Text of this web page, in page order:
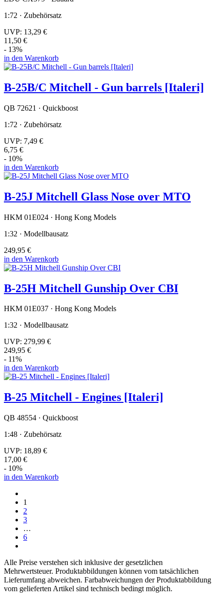
1:72 · Zubehörsatz
UVP: 13,29 €
11,50 €
- 13%
in den Warenkorb
B-25B/C Mitchell - Gun barrels [Italeri]
QB 72621 · Quickboost
1:72 · Zubehörsatz
UVP: 7,49 €
6,75 €
- 10%
in den Warenkorb
B-25J Mitchell Glass Nose over MTO
HKM 01E024 · Hong Kong Models
1:32 · Modellbausatz
249,95 €
in den Warenkorb
B-25H Mitchell Gunship Over CBI
HKM 01E037 · Hong Kong Models
1:32 · Modellbausatz
UVP: 279,99 €
249,95 €
- 11%
in den Warenkorb
B-25 Mitchell - Engines [Italeri]
QB 48554 · Quickboost
1:48 · Zubehörsatz
UVP: 18,89 €
17,00 €
- 10%
in den Warenkorb
1
2
3
…
6
Alle Preise verstehen sich inklusive der gesetzlichen
Mehrwertsteuer. Produktabbildungen können vom tatsächlichen
Lieferumfang abweichen. Farbabweichungen der Produktabbildung
vom gelieferten Artikel sind technisch bedingt möglich.